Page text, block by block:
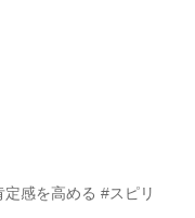
感を高める #スピリ